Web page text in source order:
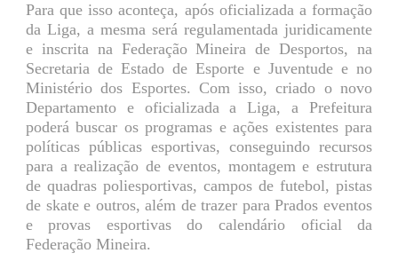
Para que isso aconteça, após oficializada a formação
da Liga, a mesma será regulamentada juridicamente
e inscrita na Federação Mineira de Desportos, na
Secretaria de Estado de Esporte e Juventude e no
Ministério dos Esportes. Com isso, criado o novo
Departamento e oficializada a Liga, a Prefeitura
poderá buscar os programas e ações existentes para
políticas públicas esportivas, conseguindo recursos
para a realização de eventos, montagem e estrutura
de quadras poliesportivas, campos de futebol, pistas
de skate e outros, além de trazer para Prados eventos
e provas esportivas do calendário oficial da
Federação Mineira.